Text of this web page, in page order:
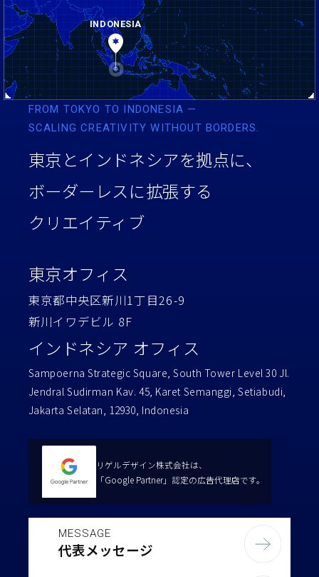
INDONESIA
FROM TOKYO TO INDONESIA —
SCALING CREATIVITY WITHOUT BORDERS.
東京とインドネシアを拠点に、
ボーダーレスに拡張する
クリエイティブ
東京オフィス
東京都中央区新川1丁目26-9
新川イワデビル 8F
インドネシア オフィス
Sampoerna Strategic Square, South Tower Level 30 Jl.
Jendral Sudirman Kav. 45, Karet Semanggi, Setiabudi,
Jakarta Selatan, 12930, Indonesia
リゲルデザイン株式会社は、
「Google Partner」認定の広告代理店です。
MESSAGE
代表メッセージ